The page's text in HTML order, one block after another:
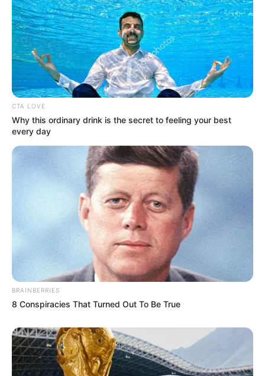
χρωστούν σε εμάς τα πάντα
Τρίτη, 6 Σεπτεμβρίου 2022, 12:14
Δεν χρωστάμε σε κανέναν, αυτοί...
Η επιστήμη θα πρέπει να
ανήκει στους ανθρώπους και
όχι στο Νταβός...
ΓΡΑΨΩ
ΠΟΙΟΣ ΣΚΟΤΩΣΕ ΤΟΝ
ΚΑΠΟΔΙΣΤΡΙΑ;;[Η δολοφονία
του Καποδίστρια – Ποιοι
ήταν οι πραγματικοί...
Υγειονομικοί: Επιστολή-
κόλαφος στην επέτειο των
αναστολών..
Email address:
CTA LOVE
Why this ordinary drink is the secret to feeling your best
every day
BRAINBERRIES
8 Conspiracies That Turned Out To Be True